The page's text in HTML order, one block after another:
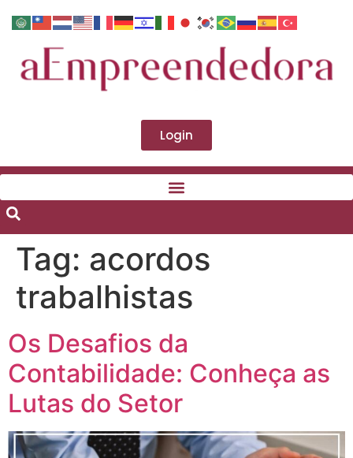
Login
Tag: acordos
trabalhistas
Os Desafios da
Contabilidade: Conheça as
Lutas do Setor